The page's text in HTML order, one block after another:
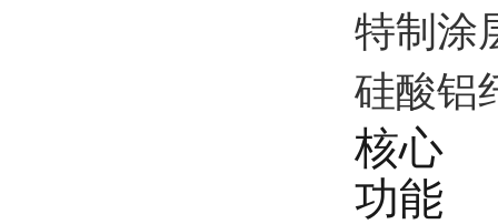
特制涂
硅酸铝
核心
功能